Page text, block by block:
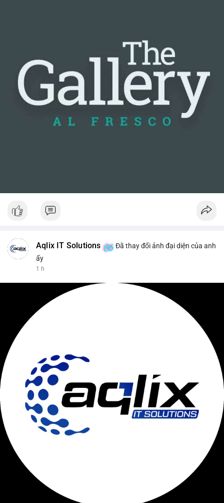
Aqlix IT Solutions
Đã thay đổi ảnh đại diện của anh
ấy
1 h